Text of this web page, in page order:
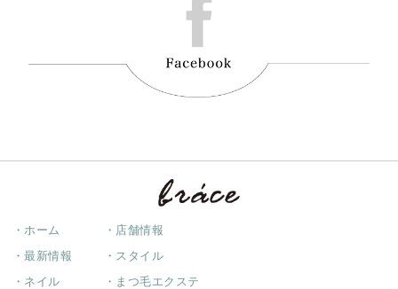
・ホーム ・店舗情報
・最新情報 ・スタイル
・ネイル ・まつ毛エクステ